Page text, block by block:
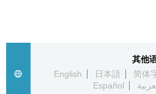
其他
English
日本語 简体
Español